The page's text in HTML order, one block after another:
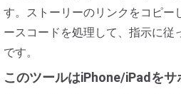
す。ストーリーのリンクをコピー
ースコードを処理して、指示に従
です。
このツールはiPhone/iPadを